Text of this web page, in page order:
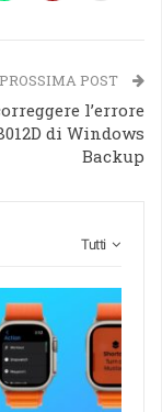
PROSSIMA POST
l’errore
di Windows
Backup
Tutti